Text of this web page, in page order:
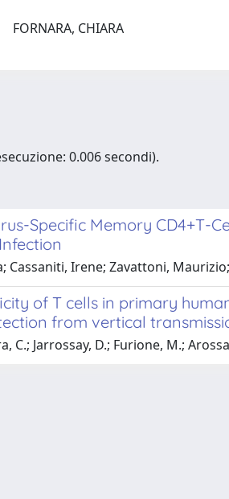
FORNARA, CHIARA
0.006 secondi).
Specific Memory CD4+T-
Cassaniti, Irene; Zavattoni,
of T cells in primary
from vertical
C.; Jarrossay, D.; Furione, M.;